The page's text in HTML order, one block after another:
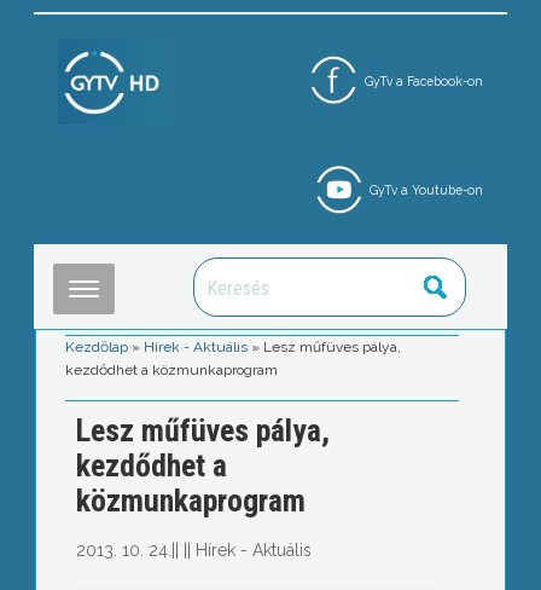
GyTv a Facebook-on
GyTv a Youtube-on
Kezdőlap » Hírek - Aktuális » Lesz műfüves pálya,
kezdődhet a közmunkaprogram
Lesz műfüves pálya,
kezdődhet a
közmunkaprogram
2013. 10. 24. Hírek - Aktuális